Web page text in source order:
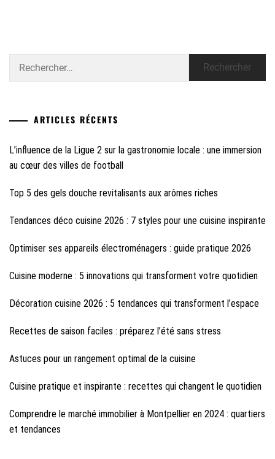
ARTICLES RÉCENTS
L’influence de la Ligue 2 sur la gastronomie locale : une immersion
au cœur des villes de football
Top 5 des gels douche revitalisants aux arômes riches
Tendances déco cuisine 2026 : 7 styles pour une cuisine inspirante
Optimiser ses appareils électroménagers : guide pratique 2026
Cuisine moderne : 5 innovations qui transforment votre quotidien
Décoration cuisine 2026 : 5 tendances qui transforment l’espace
Recettes de saison faciles : préparez l’été sans stress
Astuces pour un rangement optimal de la cuisine
Cuisine pratique et inspirante : recettes qui changent le quotidien
Comprendre le marché immobilier à Montpellier en 2024 : quartiers
et tendances